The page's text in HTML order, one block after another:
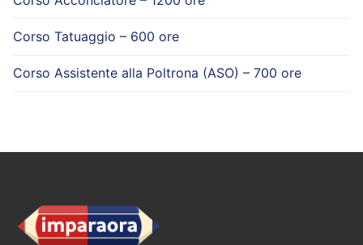
Corso Tatuaggio – 600 ore
Corso Assistente alla Poltrona (ASO) – 700 ore